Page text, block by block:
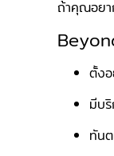
ถ้าคุณอย
ตั้งอ
มีบ
ทัน